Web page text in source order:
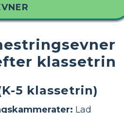
klassetrin
5 klassetrin)
Lad